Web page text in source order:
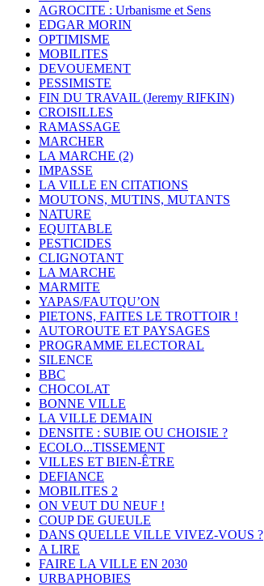
AGROCITE : Urbanisme et Sens
EDGAR MORIN
OPTIMISME
MOBILITES
DEVOUEMENT
PESSIMISTE
FIN DU TRAVAIL (Jeremy RIFKIN)
CROISILLES
RAMASSAGE
MARCHER
LA MARCHE (2)
IMPASSE
LA VILLE EN CITATIONS
MOUTONS, MUTINS, MUTANTS
NATURE
EQUITABLE
PESTICIDES
CLIGNOTANT
LA MARCHE
MARMITE
YAPAS/FAUTQU’ON
PIETONS, FAITES LE TROTTOIR !
AUTOROUTE ET PAYSAGES
PROGRAMME ELECTORAL
SILENCE
BBC
CHOCOLAT
BONNE VILLE
LA VILLE DEMAIN
DENSITE : SUBIE OU CHOISIE ?
ECOLO...TISSEMENT
VILLES ET BIEN-ÊTRE
DEFIANCE
MOBILITES 2
ON VEUT DU NEUF !
COUP DE GUEULE
DANS QUELLE VILLE VIVEZ-VOUS ?
A LIRE
FAIRE LA VILLE EN 2030
URBAPHOBIES